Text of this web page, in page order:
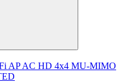
AP AC HD 4x4 MU-MIMO